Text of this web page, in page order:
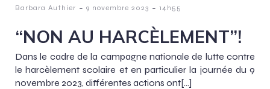
Barbara Authier - 9 novembre 2023 - 14h55
“NON AU HARCÈLEMENT”!
Dans le cadre de la campagne nationale de lutte contre
le harcèlement scolaire et en particulier la journée du 9
novembre 2023, différentes actions ont[…]